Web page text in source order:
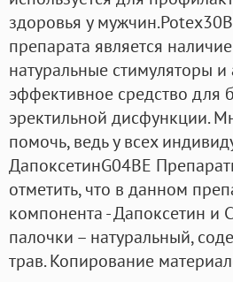
здоровья у
препарата является
натуральные стимуляторы
эффективное средство для
эректильной дисфункции.
помочь, ведь у всех
ДапоксетинG04BE
отметить, что в данном
компонента - Дапоксетин и
палочки – натуральный,
трав. Копирование